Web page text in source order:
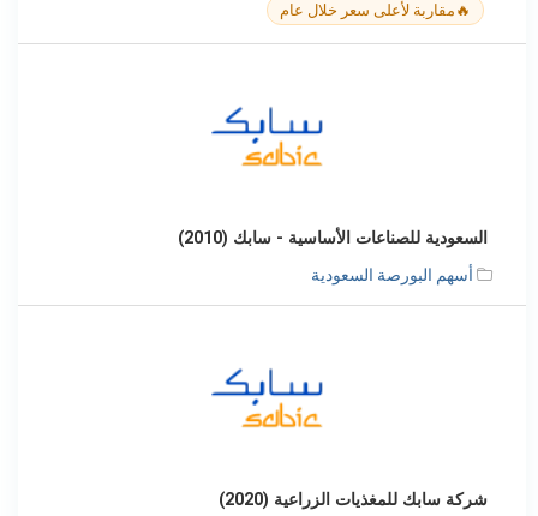
🔥 مقاربة لأعلى سعر خلال عام
السعودية للصناعات الأساسية - سابك (2010)
أسهم البورصة السعودية
شركة سابك للمغذيات الزراعية (2020)